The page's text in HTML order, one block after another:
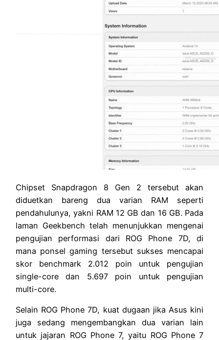
Chipset Snapdragon 8 Gen 2 tersebut akan
diduetkan bareng dua varian RAM seperti
pendahulunya, yakni RAM 12 GB dan 16 GB. Pada
laman Geekbench telah menunjukkan mengenai
pengujian performasi dari ROG Phone 7D, di
mana ponsel gaming tersebut sukses mencapai
skor benchmark 2.012 poin untuk pengujian
single-core dan 5.697 poin untuk pengujian
multi-core.
Selain ROG Phone 7D, kuat dugaan jika Asus kini
juga sedang mengembangkan dua varian lain
untuk jajaran ROG Phone 7, yaitu ROG Phone 7